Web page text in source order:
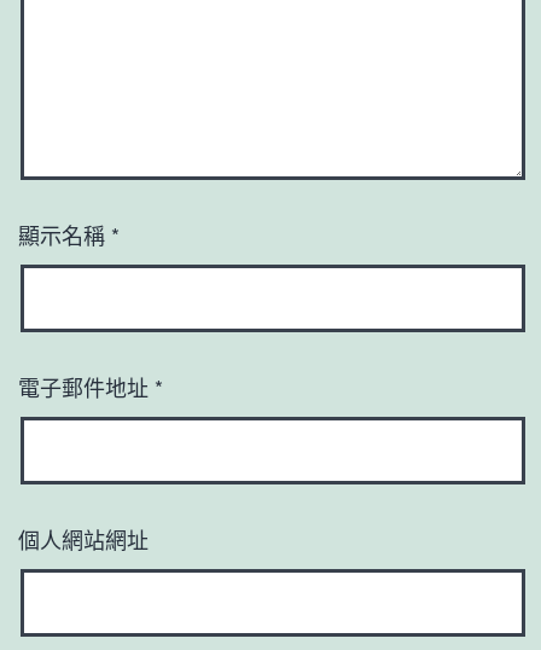
顯示名稱 *
電子郵件地址 *
個人網站網址